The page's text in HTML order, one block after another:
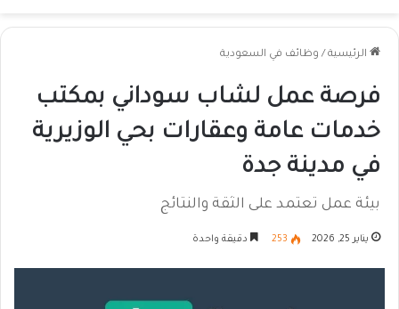
الرئيسية / وظائف في السعودية
فرصة عمل لشاب سوداني بمكتب
خدمات عامة وعقارات بحي الوزيرية
في مدينة جدة
بيئة عمل تعتمد على الثقة والنتائج
يناير 25, 2026 253 دقيقة واحدة